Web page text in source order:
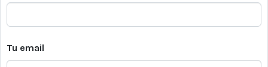
Tu email